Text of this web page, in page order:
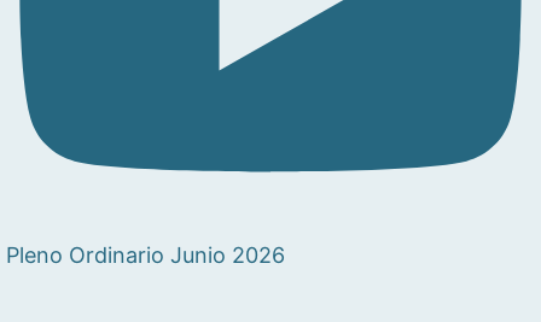
Pleno Ordinario Junio 2026